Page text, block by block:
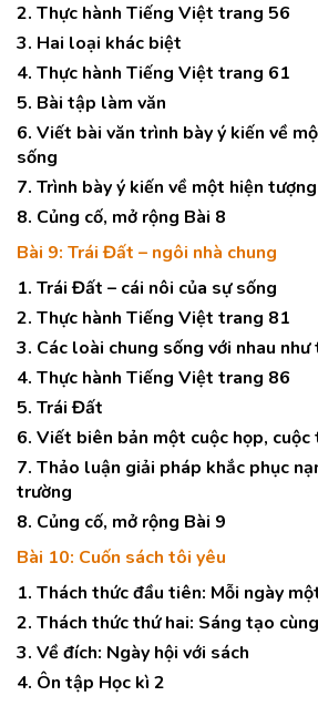
2. Thực hành Tiếng Việt trang 56
3. Hai loại khác biệt
4. Thực hành Tiếng Việt trang 61
5. Bài tập làm văn
6. Viết bài văn trình bày ý kiến về
sống
7. Trình bày ý kiến về một hiện
8. Củng cố, mở rộng Bài 8
Bài 9: Trái Đất – ngôi nhà chung
1. Trái Đất – cái nôi của sự sống
2. Thực hành Tiếng Việt trang 81
3. Các loài chung sống với nhau như
4. Thực hành Tiếng Việt trang 86
5. Trái Đất
6. Viết biên bản một cuộc họp, cuộc
7. Thảo luận giải pháp khắc phục
trường
8. Củng cố, mở rộng Bài 9
Bài 10: Cuốn sách tôi yêu
1. Thách thức đầu tiên: Mỗi ngày
2. Thách thức thứ hai: Sáng tạo
3. Về đích: Ngày hội với sách
4. Ôn tập Học kì 2